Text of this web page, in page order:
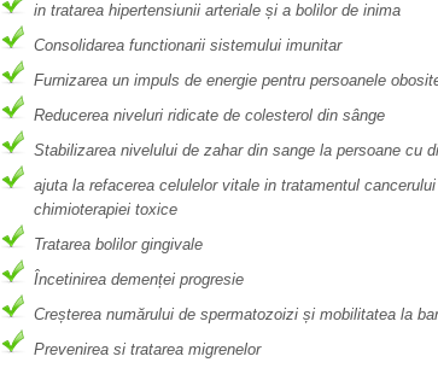
in tratarea hipertensiunii arteriale și a bolilor de inima
Consolidarea functionarii sistemului imunitar
Furnizarea un impuls de energie pentru persoanele
Reducerea niveluri ridicate de colesterol din sânge
Stabilizarea nivelului de zahar din sange la persoane cu
ajuta la refacerea celulelor vitale in tratamentul
chimioterapiei toxice
Tratarea bolilor gingivale
Încetinirea demenței progresie
Creșterea numărului de spermatozoizi și mobilitatea la
Prevenirea si tratarea migrenelor